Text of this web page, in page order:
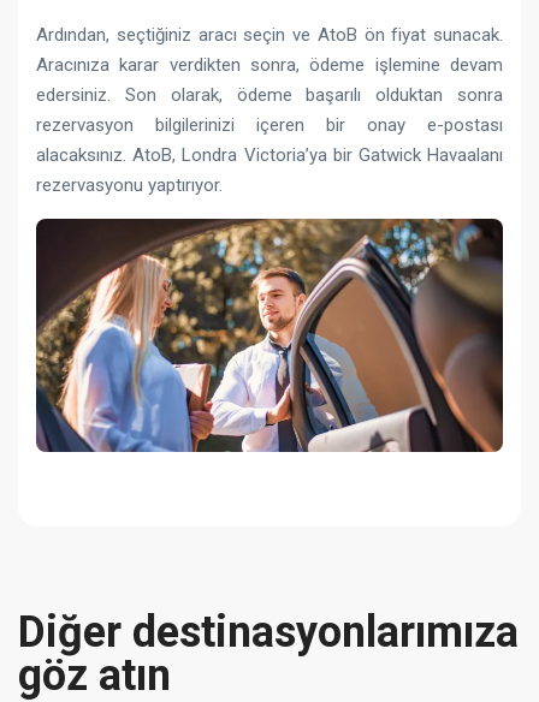
Ardından, seçtiğiniz aracı seçin ve AtoB ön fiyat sunacak.
Aracınıza karar verdikten sonra, ödeme işlemine devam
edersiniz. Son olarak, ödeme başarılı olduktan sonra
rezervasyon bilgilerinizi içeren bir onay e-postası
alacaksınız. AtoB, Londra Victoria’ya bir Gatwick Havaalanı
rezervasyonu yaptırıyor.
Diğer destinasyonlarımıza
göz atın